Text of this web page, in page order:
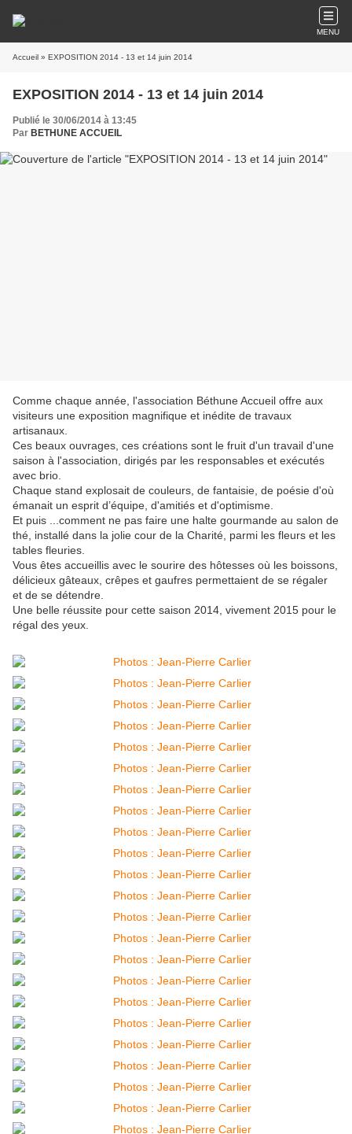
MENU
Accueil » EXPOSITION 2014 - 13 et 14 juin 2014
EXPOSITION 2014 - 13 et 14 juin 2014
Publié le 30/06/2014 à 13:45
Par BETHUNE ACCUEIL
Comme chaque année, l'association Béthune Accueil offre aux
visiteurs une exposition magnifique et inédite de travaux
artisanaux.
Ces beaux ouvrages, ces créations sont le fruit d'un travail d'une
saison à l'association, dirigés par les responsables et exécutés
avec brio.
Chaque stand explosait de couleurs, de fantaisie, de poésie d'où
émanait un esprit d’équipe, d'amitiés et d'optimisme.
Et puis ...comment ne pas faire une halte gourmande au salon de
thé, installé dans la jolie cour de la Charité, parmi les fleurs et les
tables fleuries.
Vous êtes accueillis avec le sourire des hôtesses où les boissons,
délicieux gâteaux, crêpes et gaufres permettaient de se régaler
et de se détendre.
Une belle réussite pour cette saison 2014, vivement 2015 pour le
régal des yeux.